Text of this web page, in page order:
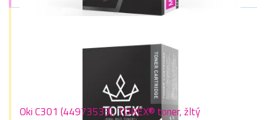
Oki C301 (44973533), TOREX® toner, žltý